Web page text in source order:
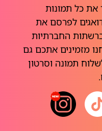
כל תמונות
לפרסם את
החברתיות
מזמינים אתכם גם
תמונה וסרטון